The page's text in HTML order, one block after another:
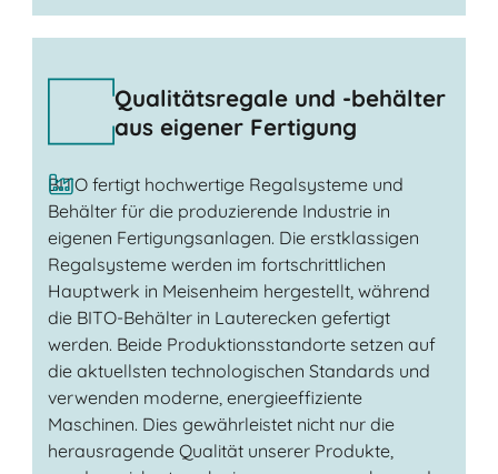
Qualitätsregale und -behälter
aus eigener Fertigung
BITO fertigt hochwertige Regalsysteme und
Behälter für die produzierende Industrie in
eigenen Fertigungsanlagen. Die erstklassigen
Regalsysteme werden im fortschrittlichen
Hauptwerk in Meisenheim hergestellt, während
die BITO-Behälter in Lauterecken gefertigt
werden. Beide Produktionsstandorte setzen auf
die aktuellsten technologischen Standards und
verwenden moderne, energieeffiziente
Maschinen. Dies gewährleistet nicht nur die
herausragende Qualität unserer Produkte,